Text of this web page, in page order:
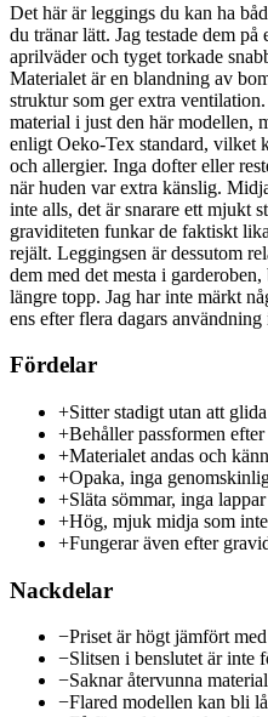
Det här är leggings du kan ha
du tränar lätt. Jag testade dem
aprilväder och tyget torkade
Materialet är en blandning av
struktur som ger extra
material i just den här modellen,
enligt Oeko-Tex standard, vilket
och allergier. Inga dofter eller
när huden var extra känslig.
inte alls, det är snarare ett mjukt
graviditeten funkar de faktiskt
rejält. Leggingsen är dessutom
dem med det mesta i
längre topp. Jag har inte märkt
ens efter flera dagars användning
Fördelar
+Sitter stadigt utan att
+Behåller passformen
+Materialet andas och
+Opaka, inga
+Släta sömmar, inga
+Hög, mjuk midja som
+Fungerar även efter
Nackdelar
−Priset är högt jämfört
−Slitsen i benslutet är inte
−Saknar återvunna
−Flared modellen kan bli